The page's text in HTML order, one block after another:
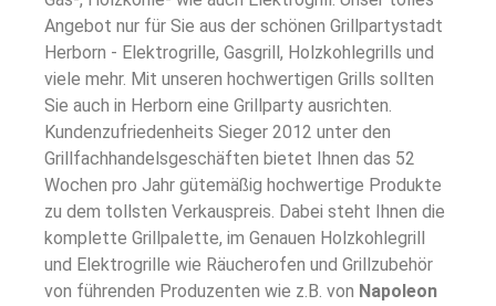
Angebot nur für Sie aus der schönen Grillpartystadt
Herborn - Elektrogrille, Gasgrill, Holzkohlegrills und
viele mehr. Mit unseren hochwertigen Grills sollten
Sie auch in Herborn eine Grillparty ausrichten.
Kundenzufriedenheits Sieger 2012 unter den
Grillfachhandelsgeschäften bietet Ihnen das 52
Wochen pro Jahr gütemäßig hochwertige Produkte
zu dem tollsten Verkauspreis. Dabei steht Ihnen die
komplette Grillpalette, im Genauen Holzkohlegrill
und Elektrogrille wie Räucherofen und Grillzubehör
von führenden Produzenten wie z.B. von Napoleon